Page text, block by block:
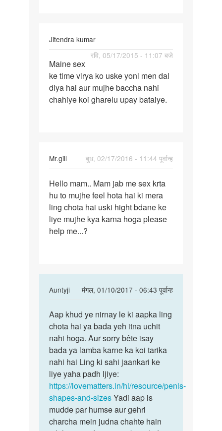
10
Jitendra kumar
रवि, 05/17/2015 - 11:07 बजे
Maine
sex
ke
time
Maine sex
ke time virya ko uske yoni men dal
diya hai aur mujhe baccha nahi
chahiye koi gharelu upay bataiye.
Mr.gill
बुध, 02/17/2016 - 11:44 पूर्वान्ह
Hello
mam..
Mam
jab
me
Hello mam.. Mam jab me sex krta
hu to mujhe feel hota hai ki mera
ling chota hai uski hight bdane ke
liye mujhe kya karna hoga please
help me...?
Auntyji
मंगल, 01/10/2017 - 06:43 पूर्वान्ह
In
to
Hello
mam..
Mam
jab
me
sex
by
Mr.gill
Aap
khud
ye
nirnay
le
ki
Aap khud ye nirnay le ki aapka ling
chota hai ya bada yeh itna uchit
nahi hoga. Aur sorry bête isay
bada ya lamba karne ka koi tarika
nahi hai Ling ki sahi jaankari ke
liye yaha padh ljiye:
https://lovematters.in/hi/resource/penis-
shapes-and-sizesYadi aap is
mudde par humse aur gehri
charcha mein judna chahte hain